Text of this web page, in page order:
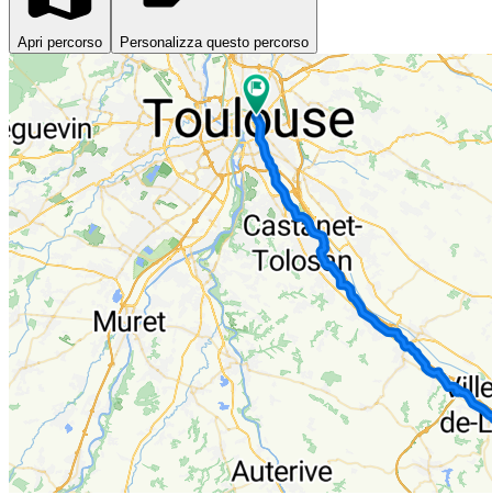
Apri percorso Personalizza questo percorso